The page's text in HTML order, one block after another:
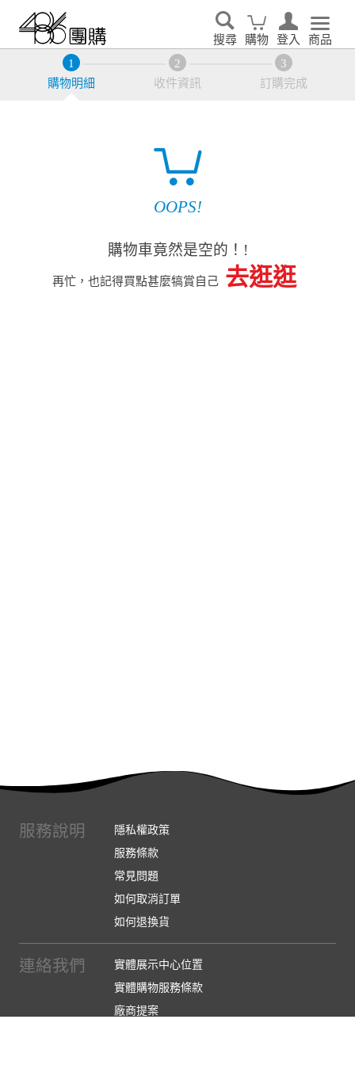
搜尋 購物 登入 商品
購物明細 收件資訊 訂購完成
OOPS!
購物車竟然是空的！!
再忙，也記得買點甚麼犒賞自己 去逛逛
服務說明
隱私權政策
服務條款
常見問題
如何取消訂單
如何退換貨
連絡我們
實體展示中心位置
實體購物服務條款
廠商提案